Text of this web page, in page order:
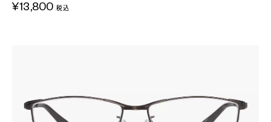
¥13,800 税込